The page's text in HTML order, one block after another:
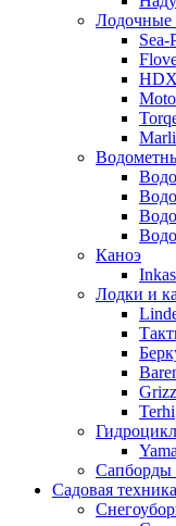
Лодочные
Sea-
HDX
Каноэ
Inkas
Лодки и
Terhi
Сапборды
Садовая техника